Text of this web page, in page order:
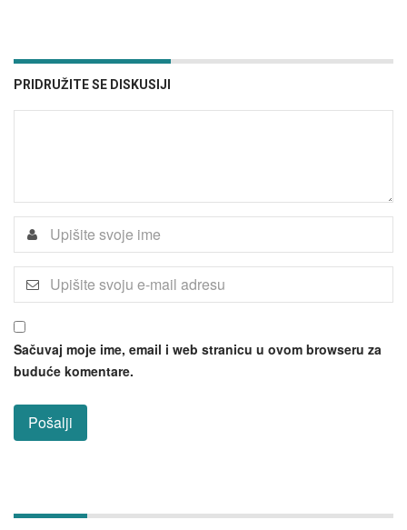
PRIDRUŽITE SE DISKUSIJI
Sačuvaj moje ime, email i web stranicu u ovom browseru za
buduće komentare.